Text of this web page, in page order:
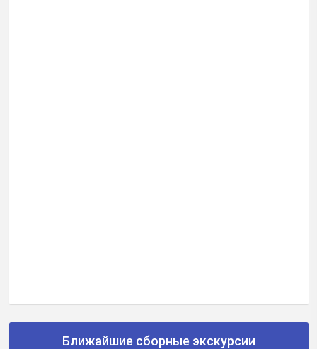
Ближайшие сборные экскурсии